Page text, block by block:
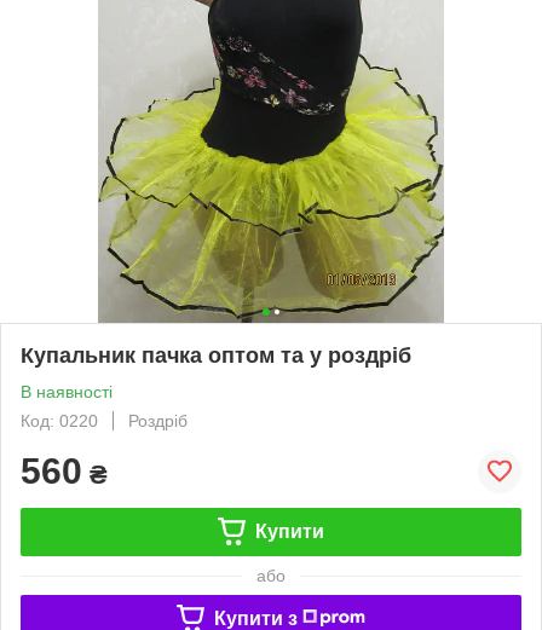
Купальник пачка оптом та у роздріб
В наявності
Код: 0220
Роздріб
560 ₴
Купити
або
Купити з